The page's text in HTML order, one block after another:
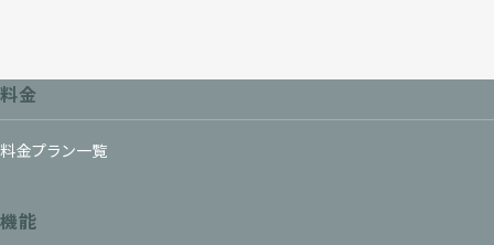
料金
料金プラン一覧
機能